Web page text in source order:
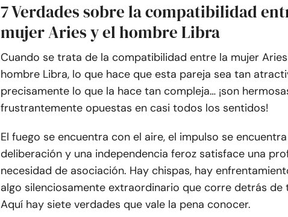
7 Verdades sobre la compatibilidad
mujer Aries y el hombre Libra
Cuando se trata de la compatibilidad entre la mujer
hombre Libra, lo que hace que esta pareja sea tan
precisamente lo que la hace tan compleja… ¡son
frustrantemente opuestas en casi todos los sentidos!
El fuego se encuentra con el aire, el impulso se
deliberación y una independencia feroz satisface una
necesidad de asociación. Hay chispas, hay
algo silenciosamente extraordinario que corre detrás de
Aquí hay siete verdades que vale la pena conocer.